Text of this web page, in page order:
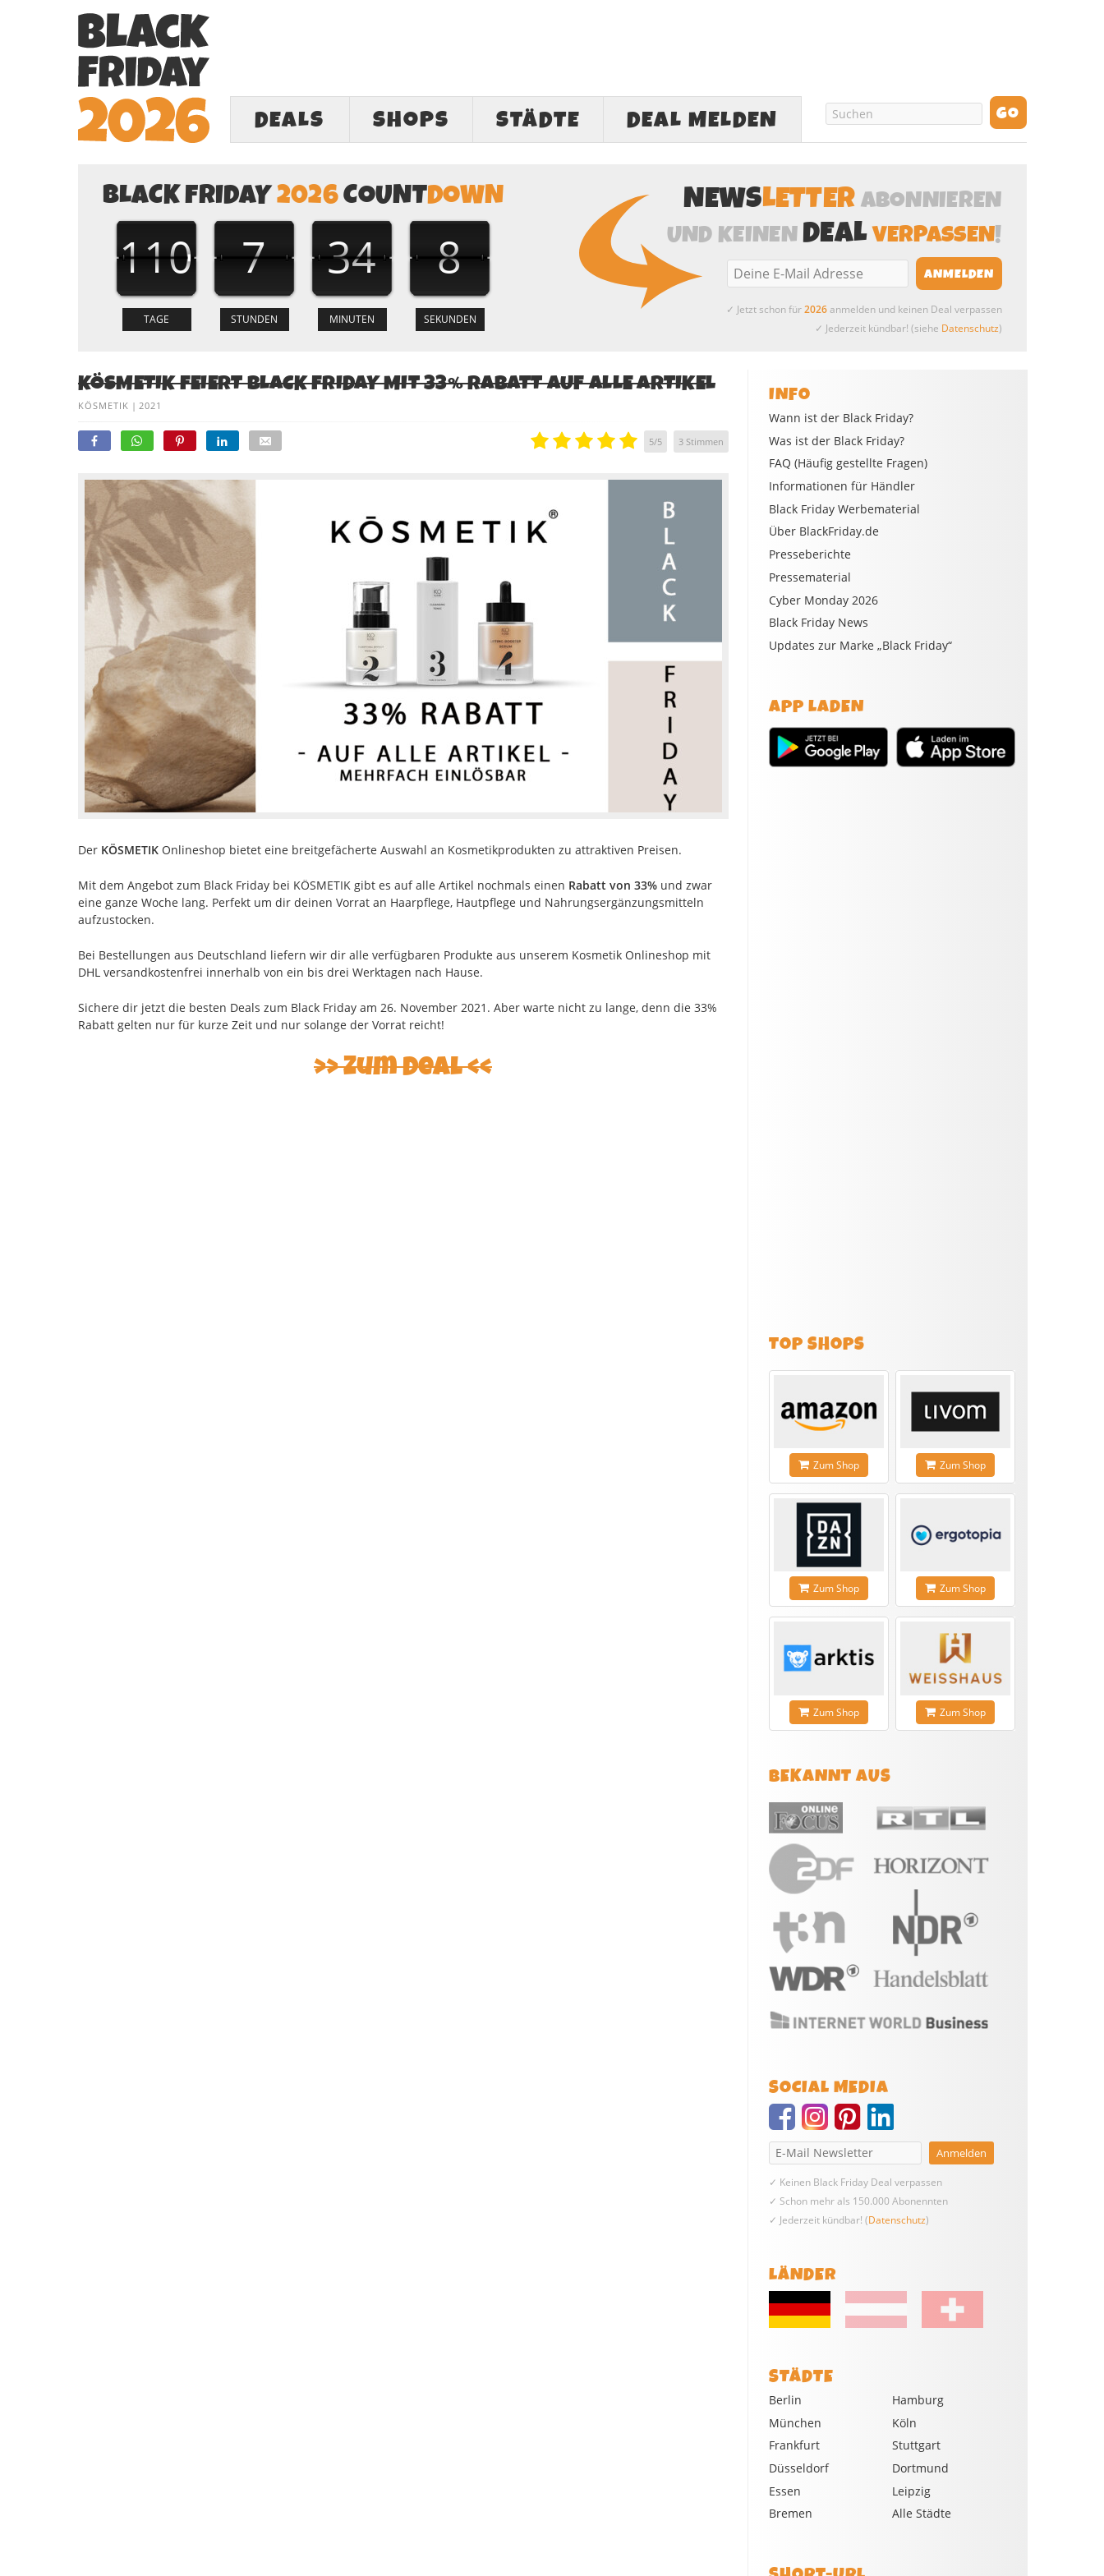
DEALS SHOPS STÄDTE DEAL MELDEN
BLACK FRIDAY2026COUNTDOWN
110 7 34 7
NEWSLETTERABONNIEREN
UND KEINENDEALVERPASSEN!
✓ Jetzt schon für2026anmelden und keinen Deal verpassen
✓ Jederzeit kündbar! (siehe Datenschutz)
KÖSMETIK FEIERT BLACK FRIDAY MIT 33% RABATT AUF ALLE ARTIKEL
KÖSMETIK | 2021
5/5 3Stimmen
Der KÖSMETIKOnlineshop bietet eine breitgefächerte Auswahl an Kosmetikprodukten zu attraktiven Preisen.
Mit dem Angebot zum Black Friday bei KÖSMETIK gibt es auf alle Artikel nochmals einen Rabatt von 33%und zwar
eine ganze Woche lang. Perfekt um dir deinen Vorrat an Haarpflege, Hautpflege und Nahrungsergänzungsmitteln
aufzustocken.
Bei Bestellungen aus Deutschland liefern wir dir alle verfügbaren Produkte aus unserem Kosmetik Onlineshop mit
DHL versandkostenfrei innerhalb von ein bis drei Werktagen nach Hause.
Sichere dir jetzt die besten Deals zum Black Friday am 26. November 2021. Aber warte nicht zu lange, denn die 33%
Rabatt gelten nur für kurze Zeit und nur solange der Vorrat reicht!
Zum Deal
INFO
Wann ist der Black Friday?
Was ist der Black Friday?
FAQ (Häufig gestellte Fragen)
Informationen für Händler
Black Friday Werbematerial
Über BlackFriday.de
Presseberichte
Pressematerial
Cyber Monday 2026
Black Friday News
Updates zur Marke „Black Friday“
APP LADEN
TOP SHOPS
Zum Shop Zum Shop
Zum Shop Zum Shop
Zum Shop Zum Shop
BEKANNT AUS
SOCIAL MEDIA
✓ Keinen Black Friday Deal verpassen
✓ Schon mehr als 150.000 Abonennten
✓ Jederzeit kündbar! (Datenschutz)
LÄNDER
STÄDTE
Berlin
Hamburg
München
Köln
Frankfurt
Stuttgart
Düsseldorf
Dortmund
Essen
Leipzig
Bremen
Alle Städte